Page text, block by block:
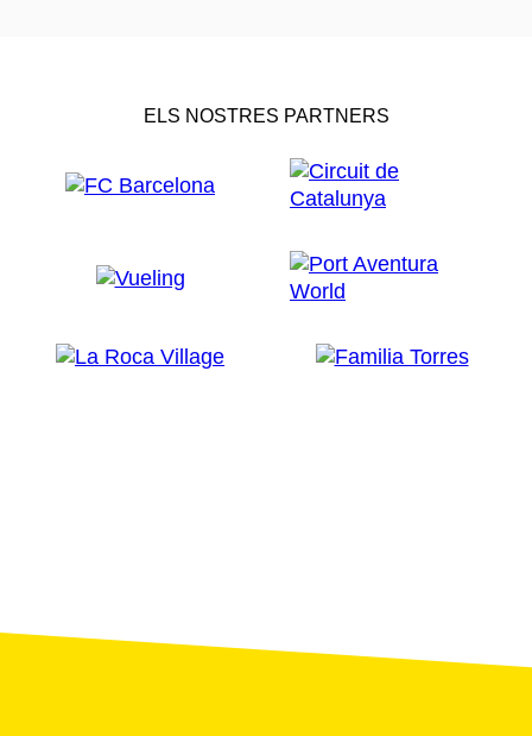
ELS NOSTRES PARTNERS